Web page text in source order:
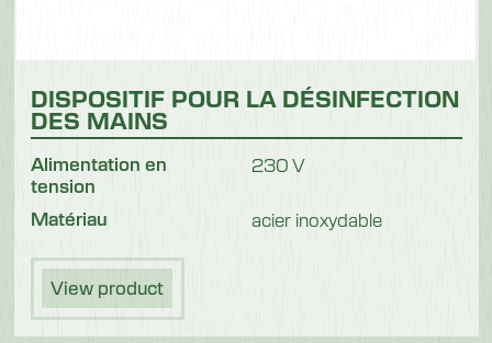
DISPOSITIF POUR LA DÉSINFECTION
DES MAINS
Alimentation en
tension
230 V
Matériau acier inoxydable
View product